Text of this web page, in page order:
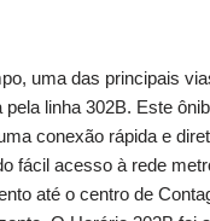
uma das principais
linha 302B. Este
conexão rápida e
fácil acesso à rede
até o centro de